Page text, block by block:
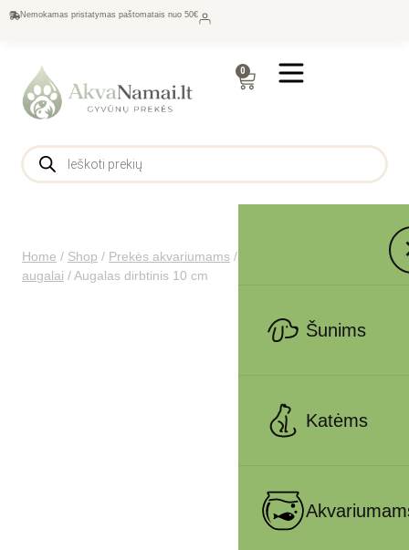
Nemokamas pristatymas paštomatais nuo 50€
0
Šunims
Katėms
Home / Shop / Prekės akvariumams /
augalai / Augalas dirbtinis 10 cm